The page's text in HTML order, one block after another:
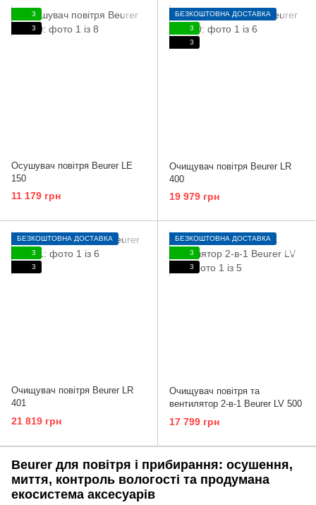
3
3
Осушувач повітря Beurer LE
150
11 179 грн
БЕЗКОШТОВНА ДОСТАВКА
3
3
Очищувач повітря Beurer LR
400
19 979 грн
БЕЗКОШТОВНА ДОСТАВКА
3
3
Очищувач повітря Beurer LR
401
21 819 грн
БЕЗКОШТОВНА ДОСТАВКА
3
3
Очищувач повітря та
вентилятор 2-в-1 Beurer LV 500
17 799 грн
Beurer для повітря і прибирання: осушення,
миття, контроль вологості та продумана
екосистема аксесуарів